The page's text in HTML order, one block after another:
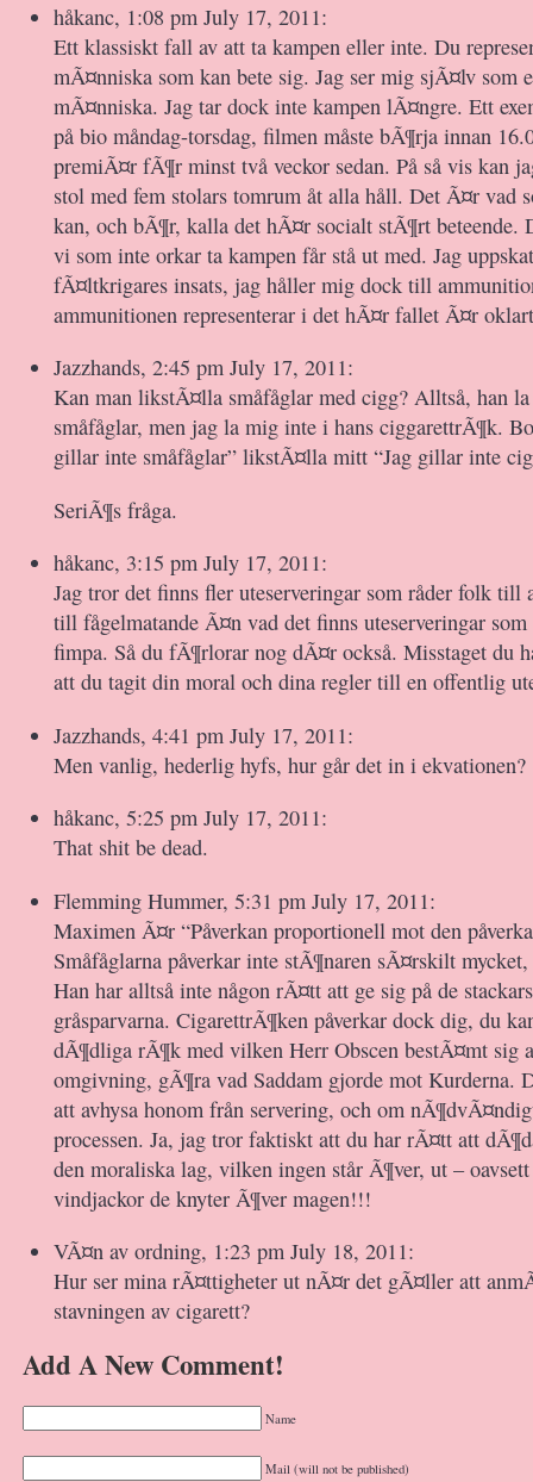
håkanc, 1:08 pm July 17, 2011:
Ett klassiskt fall av att ta kampen eller inte. Du
mÃ¤nniska som kan bete sig. Jag ser mig sjÃ¤lv som
mÃ¤nniska. Jag tar dock inte kampen lÃ¤ngre. Ett
på bio måndag-torsdag, filmen måste bÃ¶rja innan
premiÃ¤r fÃ¶r minst två veckor sedan. På så vis kan
stol med fem stolars tomrum åt alla håll. Det Ã¤r vad
kan, och bÃ¶r, kalla det hÃ¤r socialt stÃ¶rt beteende.
vi som inte orkar ta kampen får stå ut med. Jag
fÃ¤ltkrigares insats, jag håller mig dock till
ammunitionen representerar i det hÃ¤r fallet Ã¤r
Jazzhands, 2:45 pm July 17, 2011:
Kan man likstÃ¤lla småfåglar med cigg? Alltså, han
småfåglar, men jag la mig inte i hans ciggarettrÃ¶k.
gillar inte småfåglar” likstÃ¤lla mitt “Jag gillar inte
SeriÃ¶s fråga.
håkanc, 3:15 pm July 17, 2011:
Jag tror det finns fler uteserveringar som råder folk till
till fågelmatande Ã¤n vad det finns uteserveringar
fimpa. Så du fÃ¶rlorar nog dÃ¤r också. Misstaget du
att du tagit din moral och dina regler till en offentlig
Jazzhands, 4:41 pm July 17, 2011:
Men vanlig, hederlig hyfs, hur går det in i ekvationen?
håkanc, 5:25 pm July 17, 2011:
That shit be dead.
Flemming Hummer, 5:31 pm July 17, 2011:
Maximen Ã¤r “Påverkan proportionell mot den
Småfåglarna påverkar inte stÃ¶naren sÃ¤rskilt
Han har alltså inte någon rÃ¤tt att ge sig på de
gråsparvarna. CigarettrÃ¶ken påverkar dock dig, du
dÃ¶dliga rÃ¶k med vilken Herr Obscen bestÃ¤mt sig
omgivning, gÃ¶ra vad Saddam gjorde mot Kurderna.
att avhysa honom från servering, och om
processen. Ja, jag tror faktiskt att du har rÃ¤tt att
den moraliska lag, vilken ingen står Ã¶ver, ut –
vindjackor de knyter Ã¶ver magen!!!
VÃ¤n av ordning, 1:23 pm July 18, 2011:
Hur ser mina rÃ¤ttigheter ut nÃ¤r det gÃ¤ller att
stavningen av cigarett?
Add A New Comment!
Name
Mail (will not be published)